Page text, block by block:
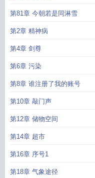
第81章 今朝若是同淋雪
第2章 精神病
第4章 剑尊
第6章 污染
第8章 谁注册了我的账号
第10章 敲门声
第12章 储物空间
第14章 超市
第16章 序号1
第18章 气象途径